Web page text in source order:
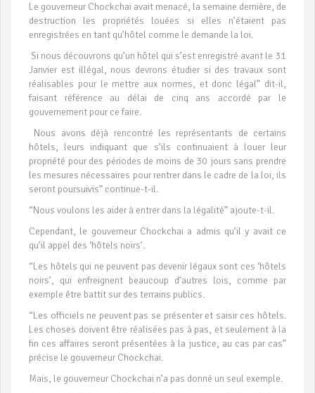
Le gouverneur Chockchai avait menacé, la semaine dernière, de
destruction les propriétés louées si elles n’étaient pas
enregistrées en tant qu’hôtel comme le demande la loi.
Si nous découvrons qu’un hôtel qui s’est enregistré avant le 31
Janvier est illégal, nous devrons étudier si des travaux sont
réalisables pour le mettre aux normes, et donc légal” dit-il,
faisant référence au délai de cinq ans accordé par le
gouvernement pour ce faire.
Nous avons déjà rencontré les représentants de certains
hôtels, leurs indiquant que s’ils continuaient à louer leur
propriété pour des périodes de moins de 30 jours sans prendre
les mesures nécessaires pour rentrer dans le cadre de la loi, ils
seront poursuivis” continue-t-il.
“Nous voulons les aider à entrer dans la légalité” ajoute-t-il.
Cependant, le gouverneur Chockchai a admis qu’il y avait ce
qu’il appel des ‘hôtels noirs’.
“Les hôtels qui ne peuvent pas devenir légaux sont ces ‘hôtels
noirs’, qui enfreignent beaucoup d’autres lois, comme par
exemple être battit sur des terrains publics.
“Les officiels ne peuvent pas se présenter et saisir ces hôtels.
Les choses doivent être réalisées pas à pas, et seulement à la
fin ces affaires seront présentées à la justice, au cas par cas”
précise le gouverneur Chockchai.
Mais, le gouverneur Chockchai n’a pas donné un seul exemple.